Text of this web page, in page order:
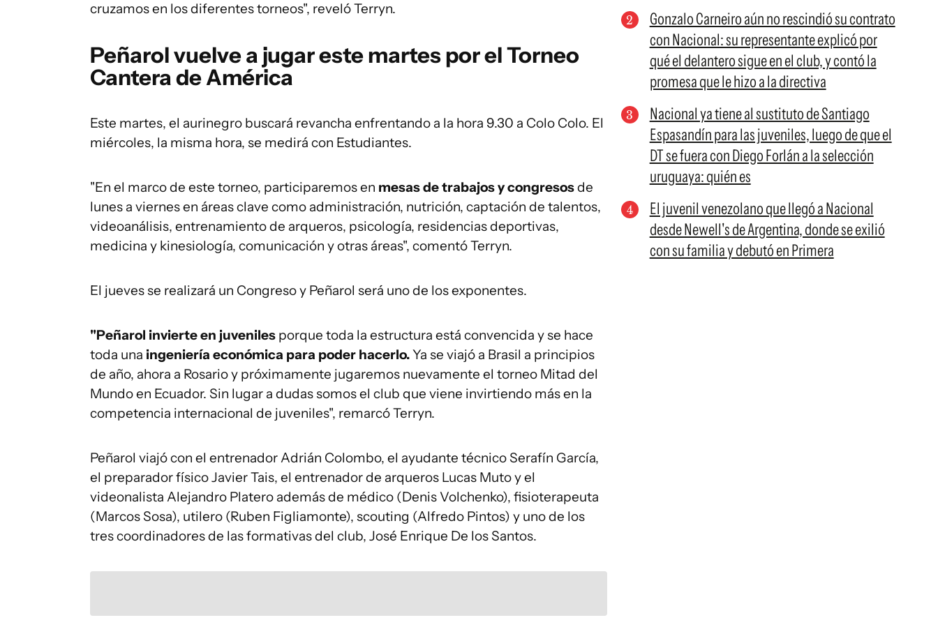
cruzamos en los diferentes torneos", reveló Terryn.
Peñarol vuelve a jugar este martes por el Torneo
Cantera de América
Este martes, el aurinegro buscará revancha enfrentando a la hora 9.30 a Colo Colo. El
miércoles, la misma hora, se medirá con Estudiantes.
"En el marco de este torneo, participaremos en mesas de trabajos y congresosde
lunes a viernes en áreas clave como administración, nutrición, captación de talentos,
videoanálisis, entrenamiento de arqueros, psicología, residencias deportivas,
medicina y kinesiología, comunicación y otras áreas", comentó Terryn.
El jueves se realizará un Congreso y Peñarol será uno de los exponentes.
"Peñarol invierte en juveniles porque toda la estructura está convencida y se hace
toda una ingeniería económica para poder hacerlo.Ya se viajó a Brasil a principios
de año, ahora a Rosario y próximamente jugaremos nuevamente el torneo Mitad del
Mundo en Ecuador. Sin lugar a dudas somos el club que viene invirtiendo más en la
competencia internacional de juveniles", remarcó Terryn.
Peñarol viajó con el entrenador Adrián Colombo, el ayudante técnico Serafín García,
el preparador físico Javier Tais, el entrenador de arqueros Lucas Muto y el
videonalista Alejandro Platero además de médico (Denis Volchenko), fisioterapeuta
(Marcos Sosa), utilero (Ruben Figliamonte), scouting (Alfredo Pintos) y uno de los
tres coordinadores de las formativas del club, José Enrique De los Santos.
Gonzalo Carneiro aún no rescindió su contrato
con Nacional: su representante explicó por
qué el delantero sigue en el club, y contó la
promesa que le hizo a la directiva
Nacional ya tiene al sustituto de Santiago
Espasandín para las juveniles, luego de que el
DT se fuera con Diego Forlán a la selección
uruguaya: quién es
El juvenil venezolano que llegó a Nacional
desde Newell's de Argentina, donde se exilió
con su familia y debutó en Primera